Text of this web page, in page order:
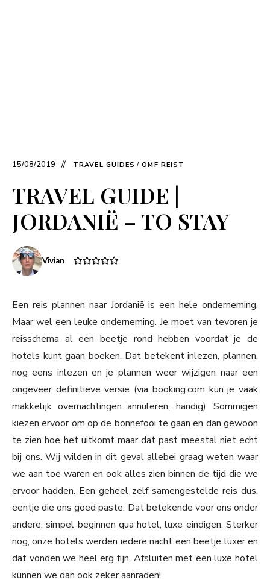
15/08/2019 TRAVEL GUIDES / OMF REIST
TRAVEL GUIDE |
JORDANIË – TO STAY
Vivian
Een reis plannen naar Jordanië is een hele onderneming.
Maar wel een leuke onderneming. Je moet van tevoren je
reisschema al een beetje rond hebben voordat je de
hotels kunt gaan boeken. Dat betekent inlezen, plannen,
nog eens inlezen en je plannen weer wijzigen naar een
ongeveer definitieve versie (via booking.com kun je vaak
makkelijk overnachtingen annuleren, handig). Sommigen
kiezen ervoor om op de bonnefooi te gaan en dan gewoon
te zien hoe het uitkomt maar dat past meestal niet echt
bij ons. Wij wilden in dit geval allebei graag weten waar
we aan toe waren en ook alles zien binnen de tijd die we
ervoor hadden. Een geheel zelf samengestelde reis dus,
eentje die ons goed paste. Dat betekende voor ons onder
andere; simpel beginnen qua hotel, luxe eindigen. Sterker
nog, onze hotels werden iedere nacht een beetje luxer en
dat vonden we heel erg fijn. Afsluiten met een luxe hotel
kunnen we dan ook zeker aanraden!